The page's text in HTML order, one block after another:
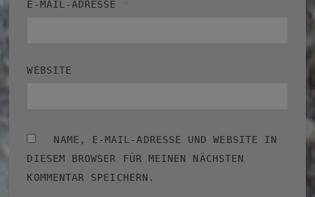
E-MAIL-ADRESSE
WEBSITE
NAME, E-MAIL-ADRESSE UND WEBSITE IN
DIESEM BROWSER FÜR MEINEN NÄCHSTEN
KOMMENTAR SPEICHERN.